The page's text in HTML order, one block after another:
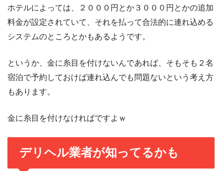
ホテルによっては、２０００円とか３０００円とかの追加
料金が設定されていて、それを払って合法的に連れ込める
システムのところとかもあるようです。
というか、金に糸目を付けないんであれば、そもそも２名
宿泊で予約しておけば連れ込んでも問題ないという考え方
もあります。
金に糸目を付けなければですよｗ
デリヘル業者が知ってるかも